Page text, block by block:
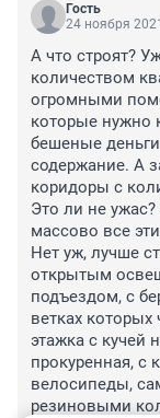
Гость
24 ноября
А что строят?
количеством
огромными
которые нужно
бешеные
содержание. А
коридоры с
Это ли не ужас?
массово все
Нет уж, лучше
открытым
подъездом, с
ветках
этажка с кучей
прокуренная, с
велосипеды,
резиновыми